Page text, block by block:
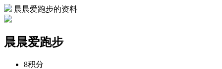
晨晨爱跑步的资料
晨晨爱跑步
8积分